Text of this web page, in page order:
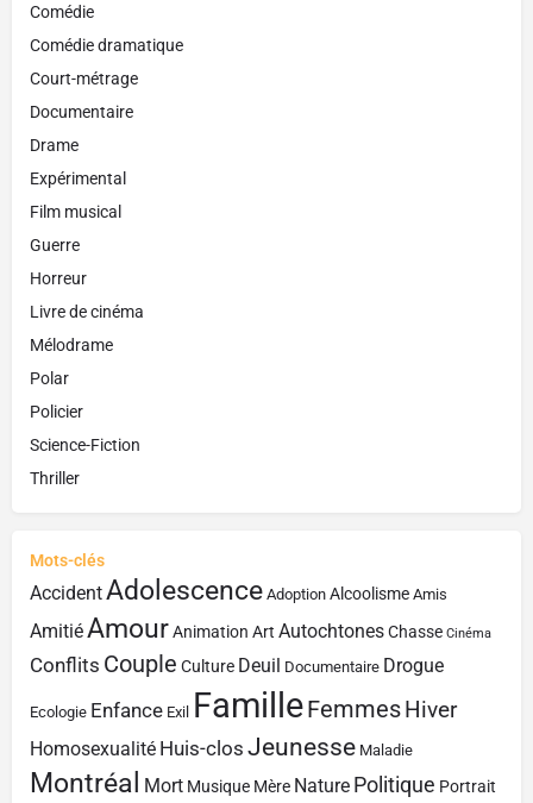
Comédie
Comédie dramatique
Court-métrage
Documentaire
Drame
Expérimental
Film musical
Guerre
Horreur
Livre de cinéma
Mélodrame
Polar
Policier
Science-Fiction
Thriller
Mots-clés
AccidentAdolescence Adoption Alcoolisme Amis
AmitiéAmourAnimation Art AutochtonesChasse Cinéma
Conflits Couple Culture Deuil Documentaire Drogue
Ecologie Enfance Exil FamilleFemmesHiver
Homosexualité Huis-clos Jeunesse Maladie
Montréal Mort Musique Mère Nature Politique Portrait